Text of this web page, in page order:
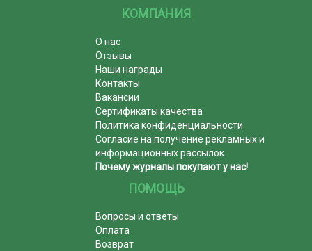
КОМПАНИЯ
О нас
Отзывы
Наши награды
Контакты
Вакансии
Сертификаты качества
Политика конфиденциальности
Согласие на получение рекламных и
информационных рассылок
Почему журналы покупают у нас!
ПОМОЩЬ
Вопросы и ответы
Оплата
Возврат